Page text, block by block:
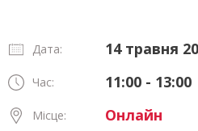
Дата: 14 травня
Час: 11:00 - 13:00
Місце: Онлайн